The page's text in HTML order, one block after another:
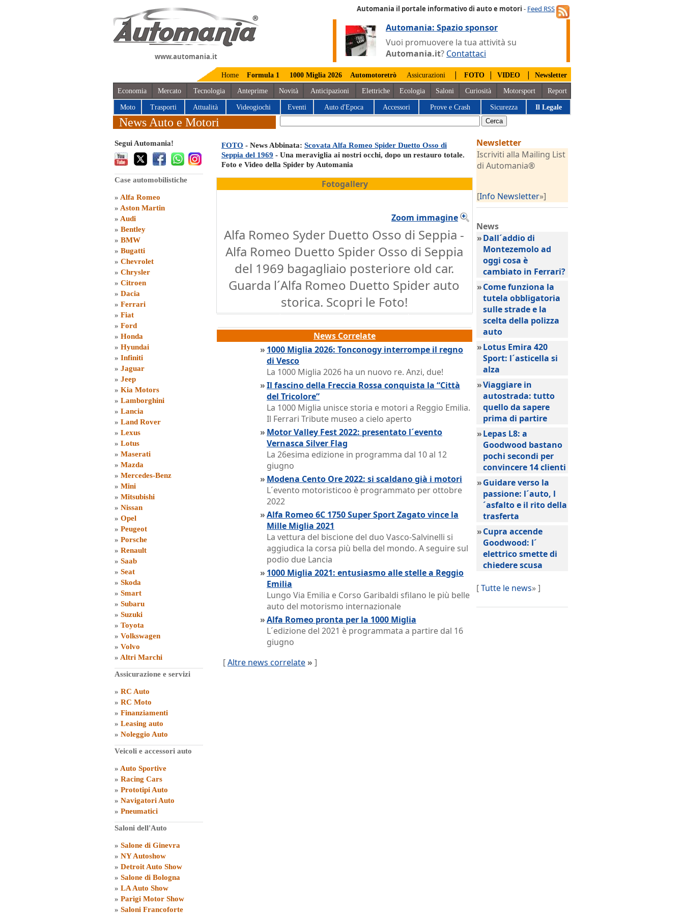
www.automania.it
Automania il portale informativo di auto e motori - Feed RSS
Automania: Spazio sponsor
Vuoi promuovere la tua attività su
Automania.it? Contattaci
Home Formula 1 1000 Miglia 2026 Automotoretrò Assicurazioni | FOTO | VIDEO | Newsletter
Economia Mercato Tecnologia Anteprime Novità Anticipazioni Elettriche Ecologia Saloni Curiosità Motorsport Report
Moto Trasporti Attualità Videogiochi Eventi Auto d'Epoca Accessori Prove e Crash Sicurezza Il Legale
News Auto e Motori
Segui Automania!
Case automobilistiche
» Alfa Romeo
» Aston Martin
» Audi
» Bentley
» BMW
» Bugatti
» Chevrolet
» Chrysler
» Citroen
» Dacia
» Ferrari
» Fiat
» Ford
» Honda
» Hyundai
» Infiniti
» Jaguar
» Jeep
» Kia Motors
» Lamborghini
» Lancia
» Land Rover
» Lexus
» Lotus
» Maserati
» Mazda
» Mercedes-Benz
» Mini
» Mitsubishi
» Nissan
» Opel
» Peugeot
» Porsche
» Renault
» Saab
» Seat
» Skoda
» Smart
» Subaru
» Suzuki
» Toyota
» Volkswagen
» Volvo
» Altri Marchi
Assicurazione e servizi
» RC Auto
» RC Moto
» Finanziamenti
» Leasing auto
» Noleggio Auto
Veicoli e accessori auto
» Auto Sportive
» Racing Cars
» Prototipi Auto
» Navigatori Auto
» Pneumatici
Saloni dell'Auto
» Salone di Ginevra
» NY Autoshow
» Detroit Auto Show
» Salone di Bologna
» LA Auto Show
» Parigi Motor Show
» Saloni Francoforte
FOTO - News Abbinata: Scovata Alfa Romeo Spider Duetto Osso di
Seppia del 1969 - Una meraviglia ai nostri occhi, dopo un restauro totale.
Foto e Video della Spider by Automania
Fotogallery
Zoom immagine
Alfa Romeo Syder Duetto Osso di Seppia -
Alfa Romeo Duetto Spider Osso di Seppia
del 1969 bagagliaio posteriore old car.
Guarda l´Alfa Romeo Duetto Spider auto
storica. Scopri le Foto!
News Correlate
» 1000 Miglia 2026: Tonconogy interrompe il regno
di Vesco
La 1000 Miglia 2026 ha un nuovo re. Anzi, due!
»Il fascino della Freccia Rossa conquista la “Città
del Tricolore”
La 1000 Miglia unisce storia e motori a Reggio Emilia.
Il Ferrari Tribute museo a cielo aperto
» Motor Valley Fest 2022: presentato l´evento
Vernasca Silver Flag
La 26esima edizione in programma dal 10 al 12
giugno
» Modena Cento Ore 2022: si scaldano già i motori
L´evento motoristicoo è programmato per ottobre
2022
»Alfa Romeo 6C 1750 Super Sport Zagato vince la
Mille Miglia 2021
La vettura del biscione del duo Vasco-Salvinelli si
aggiudica la corsa più bella del mondo. A seguire sul
podio due Lancia
» 1000 Miglia 2021: entusiasmo alle stelle a Reggio
Emilia
Lungo Via Emilia e Corso Garibaldi sfilano le più belle
auto del motorismo internazionale
»Alfa Romeo pronta per la 1000 Miglia
L´edizione del 2021 è programmata a partire dal 16
giugno
[Altre news correlate » ]
Newsletter
Iscriviti alla Mailing List
di Automania®
[Info Newsletter»]
News
»Dall´addio di
Montezemolo ad
oggi cosa è
cambiato in Ferrari?
»Come funziona la
tutela obbligatoria
sulle strade e la
scelta della polizza
auto
»Lotus Emira 420
Sport: l´asticella si
alza
»Viaggiare in
autostrada: tutto
quello da sapere
prima di partire
»Lepas L8: a
Goodwood bastano
pochi secondi per
convincere 14 clienti
»Guidare verso la
passione: l´auto, l
´asfalto e il rito della
trasferta
»Cupra accende
Goodwood: l´
elettrico smette di
chiedere scusa
[Tutte le news» ]